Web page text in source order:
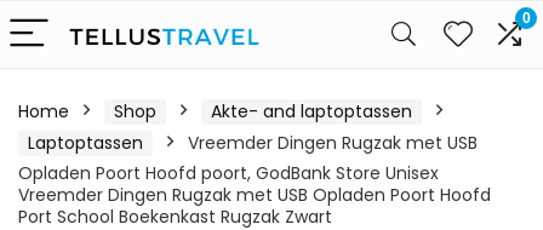
0
Home Shop
Akte- and laptoptassen
Laptoptassen
Vreemder Dingen Rugzak met USB
Opladen Poort Hoofd poort, GodBank Store Unisex
Vreemder Dingen Rugzak met USB Opladen Poort Hoofd
Port School Boekenkast Rugzak Zwart